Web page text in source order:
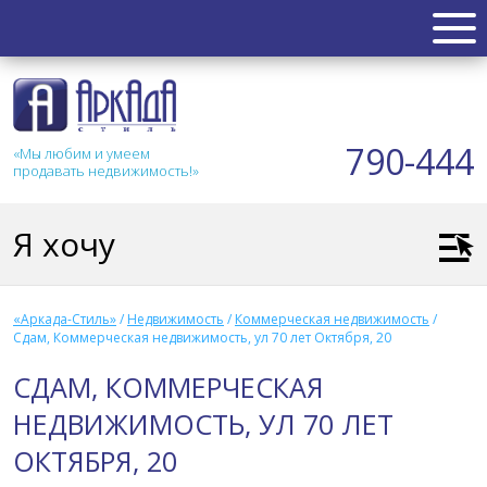
«Мы любим и умеем
продавать недвижимость!»
790-444
НЕДВИЖИМОСТЬ
Таунхаус
Коммерческая
АКЦИИ
СТАТЬИ
Я хочу
«Аркада-Стиль»/ Недвижимость / Коммерческая недвижимость /
Сдам, Коммерческая недвижимость, ул 70 лет Октября, 20
СДАМ, КОММЕРЧЕСКАЯ
НЕДВИЖИМОСТЬ, УЛ 70 ЛЕТ
ОКТЯБРЯ, 20